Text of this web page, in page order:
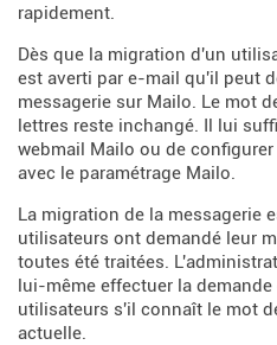
rapidement.
Dès que la migration d'un
est averti par e-mail qu'il peut
messagerie sur Mailo. Le mot
lettres reste inchangé. Il lui
webmail Mailo ou de
avec le paramétrage Mailo.
La migration de la messagerie
utilisateurs ont demandé leur
toutes été traitées.
lui-même effectuer la
utilisateurs s'il connaît le mot
actuelle.